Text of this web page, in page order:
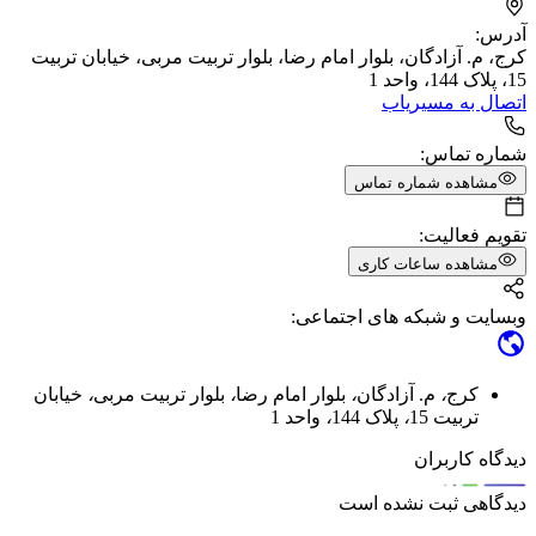
آدرس:
کرج، م. آزادگان، بلوار امام رضا، بلوار تربیت مربی، خیابان تربیت
15، پلاک 144، واحد 1
اتصال به مسیریاب
شماره تماس:
مشاهده شماره تماس
تقویم فعالیت:
مشاهده ساعات کاری
وبسایت و شبکه های اجتماعی:
کرج، م. آزادگان، بلوار امام رضا، بلوار تربیت مربی، خیابان
تربیت 15
، پلاک 144 ، واحد 1
دیدگاه کاربران
دیدگاهی ثبت نشده است